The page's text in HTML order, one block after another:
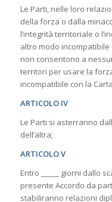
Le Parti, nelle loro
della forza o dalla
l’integrità territoriale o
altro modo incompatibile
non consentono a
territori per usare la
incompatibile con la
ARTICOLO IV
Le Parti si asterranno
dell’altra;
ARTICOLO V
Entro _____ giorni dallo
presente Accordo da
stabiliranno relazioni